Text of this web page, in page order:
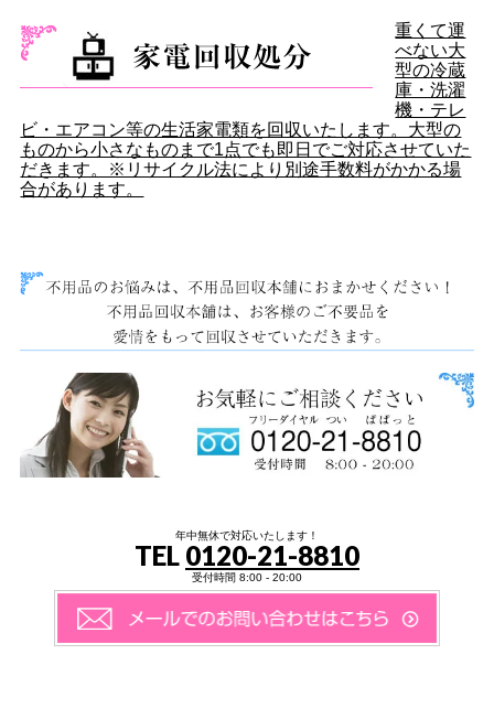
重くて運
べない大
型の冷蔵
庫・洗濯
機・テレ
ビ・エアコン等の生活家電類を回収いたします。大型の
ものから小さなものまで1点でも即日でご対応させていた
だきます。※リサイクル法により別途手数料がかかる場
合があります。
年中無休で対応いたします！
TEL 0120-21-8810
受付時間 8:00 - 20:00